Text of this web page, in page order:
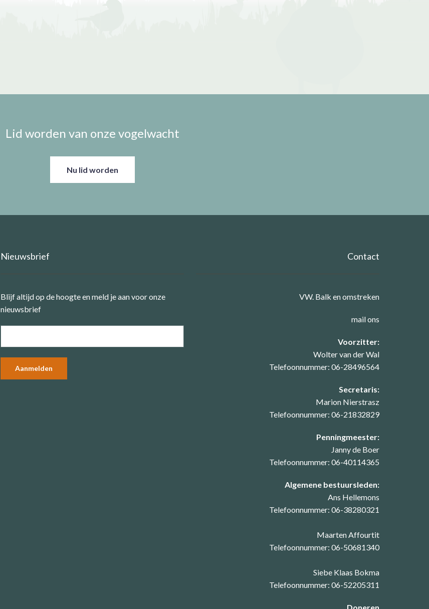
Lid worden van onze vogelwacht
Nu lid worden
Nieuwsbrief
Blijf altijd op de hoogte en meld je aan voor onze
nieuwsbrief
Contact
VW. Balk en omstreken
mail ons
Voorzitter:
Wolter van der Wal
Telefoonnummer: 06-28496564
Secretaris:
Marion Nierstrasz
Telefoonnummer: 06-21832829
Penningmeester:
Janny de Boer
Telefoonnummer: 06-40114365
Algemene bestuursleden:
Ans Hellemons
Telefoonnummer: 06-38280321
Maarten Affourtit
Telefoonnummer: 06-50681340
Siebe Klaas Bokma
Telefoonnummer: 06-52205311